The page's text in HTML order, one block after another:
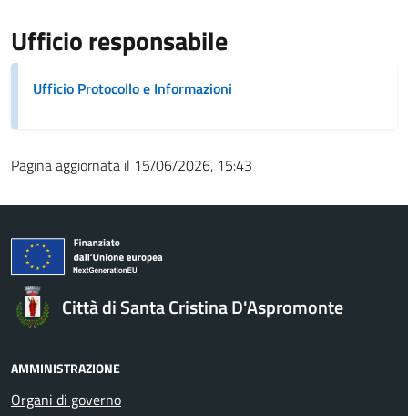
Ufficio responsabile
Ufficio Protocollo e Informazioni
Pagina aggiornata il 15/06/2026, 15:43
Città di Santa Cristina D'Aspromonte
AMMINISTRAZIONE
Organi di governo